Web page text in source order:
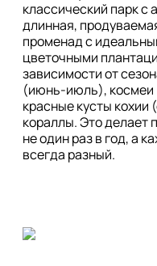
классический парк с
длинная,
променад с
цветочными
зависимости от
(июнь-июль), космеи
красные кусты
кораллы. Это делает
не один раз в год, а